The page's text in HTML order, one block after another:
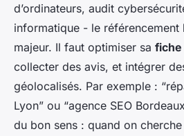
d’ordinateurs, audit
informatique - le référencement
majeur. Il faut optimiser sa fiche
collecter des avis, et intégrer
géolocalisés. Par exemple :
Lyon” ou “agence SEO
du bon sens : quand on